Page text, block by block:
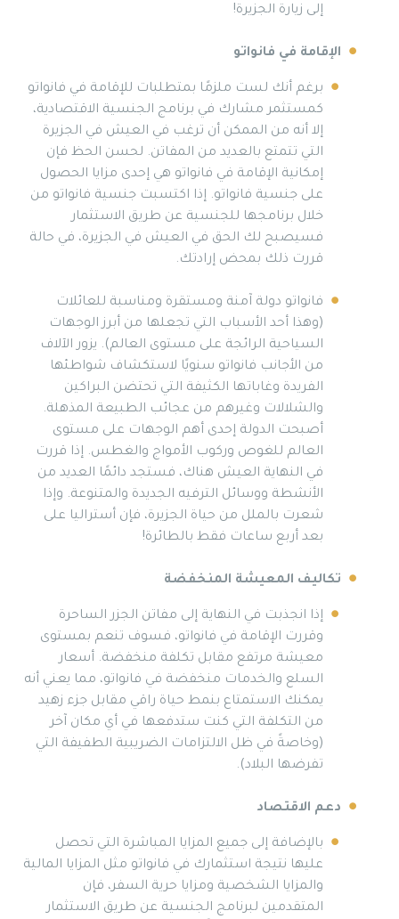
إلى زيارة الجزيرة!
الإقامة في فانواتو
برغم أنك لست ملزمًا بمتطلبات للإقامة في فانواتو
كمستثمر مشارك في برنامج الجنسية الاقتصادية،
إلا أنه من الممكن أن ترغب في العيش في الجزيرة
التي تتمتع بالعديد من المفاتن. لحسن الحظ فإن
إمكانية الإقامة في فانواتو هي إحدى مزايا الحصول
على جنسية فانواتو. إذا اكتسبت جنسية فانواتو من
خلال برنامجها للجنسية عن طريق الاستثمار
فسيصبح لك الحق في العيش في الجزيرة، في حالة
قررت ذلك بمحض إرادتك.
فانواتو دولة آمنة ومستقرة ومناسبة للعائلات
(وهذا أحد الأسباب التي تجعلها من أبرز الوجهات
السياحية الرائجة على مستوى العالم). يزور الآلاف
من الأجانب فانواتو سنويًا لاستكشاف شواطئها
الفريدة وغاباتها الكثيفة التي تحتضن البراكين
والشلالات وغيرهم من عجائب الطبيعة المذهلة.
أصبحت الدولة إحدى أهم الوجهات على مستوى
العالم للغوص وركوب الأمواج والغطس. إذا قررت
في النهاية العيش هناك، فستجد دائمًا العديد من
الأنشطة ووسائل الترفيه الجديدة والمتنوعة. وإذا
شعرت بالملل من حياة الجزيرة، فإن أستراليا على
بعد أربع ساعات فقط بالطائرة!
تكاليف المعيشة المنخفضة
إذا انجذبت في النهاية إلى مفاتن الجزر الساحرة
وقررت الإقامة في فانواتو، فسوف تنعم بمستوى
معيشة مرتفع مقابل تكلفة منخفضة. أسعار
السلع والخدمات منخفضة في فانواتو، مما يعني أنه
يمكنك الاستمتاع بنمط حياة راقي مقابل جزء زهيد
من التكلفة التي كنت ستدفعها في أي مكان آخر
(وخاصةً في ظل الالتزامات الضريبية الطفيفة التي
تفرضها البلاد).
دعم الاقتصاد
بالإضافة إلى جميع المزايا المباشرة التي تحصل
عليها نتيجة استثمارك في فانواتو مثل المزايا المالية
والمزايا الشخصية ومزايا حرية السفر، فإن
المتقدمين لبرنامج الجنسية عن طريق الاستثمار